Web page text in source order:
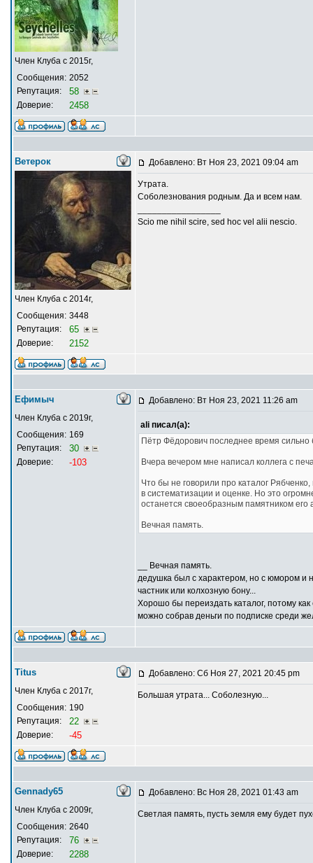
Член Клуба с 2015г,
Сообщения: 2052
Репутация:
58
Доверие: 2458
Ветерок
Член Клуба с 2014г,
Сообщения: 3448
Репутация:
65
Доверие: 2152
Добавлено: Вт Ноя 23, 2021 09:04 am
Утрата.
Соболезнования родным. Да и всем нам.
Scio me nihil scire, sed hoc vel alii nescio.
Ефимыч
Член Клуба с 2019г,
Сообщения: 169
Репутация:
30
Доверие: -103
Добавлено: Вт Ноя 23, 2021 11:26 am
ali писал(а):
Пётр Фёдорович последнее время
Вчера вечером мне написал коллега с
Что бы не говорили про каталог
в систематизации и оценке. Но это
останется своеобразным памятником его
Вечная память.
__ Вечная память.
дедушка был с характером, но с юмором и
частник или колхозную бону...
Хорошо бы переиздать каталог, потому как
можно собрав деньги по подписке среди
Titus
Член Клуба с 2017г,
Сообщения: 190
Репутация:
22
Доверие: -45
Добавлено: Сб Ноя 27, 2021 20:45 pm
Большая утрата... Соболезную...
Gennady65
Член Клуба с 2009г,
Сообщения: 2640
Репутация:
76
Доверие: 2288
Добавлено: Вс Ноя 28, 2021 01:43 am
Светлая память, пусть земля ему будет